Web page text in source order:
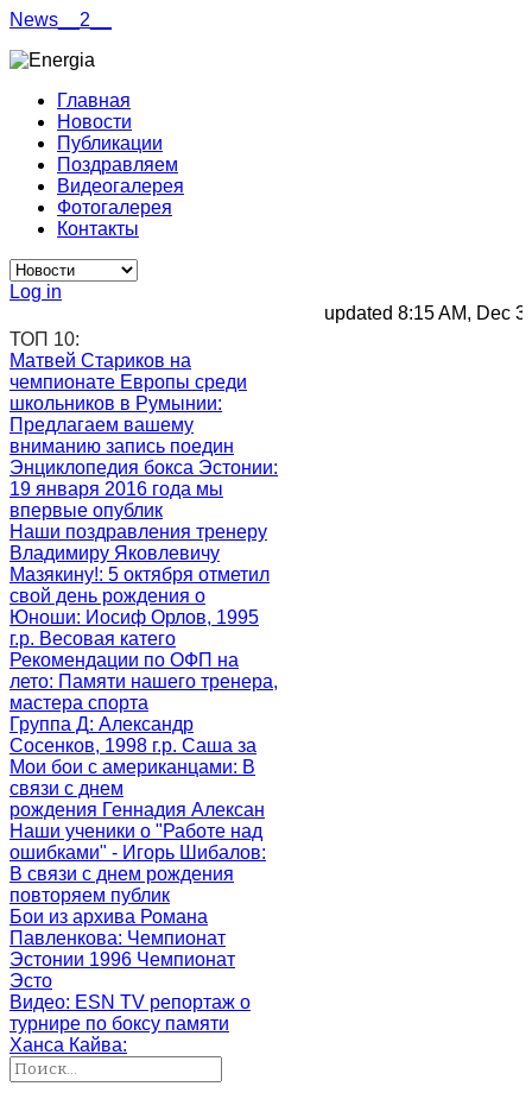
News__2__
Главная
Новости
Публикации
Поздравляем
Видеогалерея
Фотогалерея
Контакты
Log in
updated 8:15 AM, Dec
ТОП 10:
Матвей Стариков на
чемпионате Европы среди
школьников в Румынии:
Предлагаем вашему
вниманию запись поедин
Энциклопедия бокса Эстонии:
19 января 2016 года мы
впервые опублик
Наши поздравления тренеру
Владимиру Яковлевичу
Мазякину!: 5 октября отметил
свой день рождения о
Юноши: Иосиф Орлов, 1995
г.р. Весовая катего
Рекомендации по ОФП на
лето: Памяти нашего тренера,
мастера спорта
Группа Д: Александр
Сосенков, 1998 г.р. Саша за
Мои бои с американцами: В
связи с днем
рождения Геннадия Алексан
Наши ученики о "Работе над
ошибками" - Игорь Шибалов:
В связи с днем рождения
повторяем публик
Бои из архива Романа
Павленкова: Чемпионат
Эстонии 1996 Чемпионат
Эсто
Видео: ESN TV репортаж о
турнире по боксу памяти
Ханса Кайва: